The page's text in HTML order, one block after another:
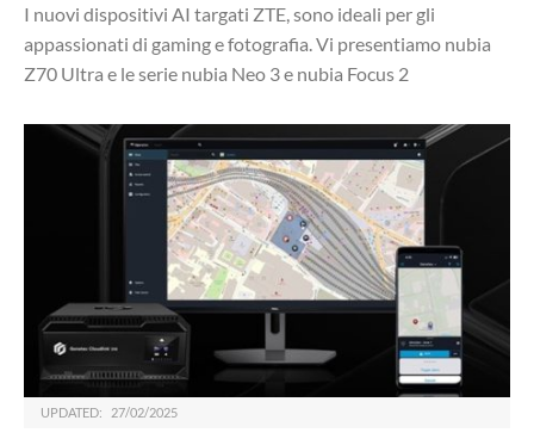
I nuovi dispositivi AI targati ZTE, sono ideali per gli
appassionati di gaming e fotografia. Vi presentiamo nubia
Z70 Ultra e le serie nubia Neo 3 e nubia Focus 2
UPDATED: 27/02/2025